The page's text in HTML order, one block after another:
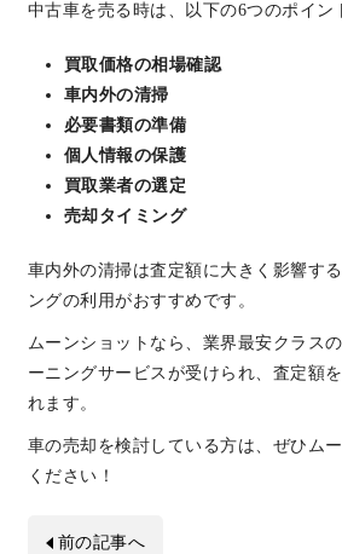
中古車を売る時は、以下の6つのポイン
買取価格の相場確認
車内外の清掃
必要書類の準備
個人情報の保護
買取業者の選定
売却タイミング
車内外の清掃は査定額に大きく影響す
ングの利用がおすすめです。
ムーンショットなら、業界最安クラス
ーニングサービスが受けられ、査定額
れます。
車の売却を検討している方は、ぜひム
ください！
前の記事へ